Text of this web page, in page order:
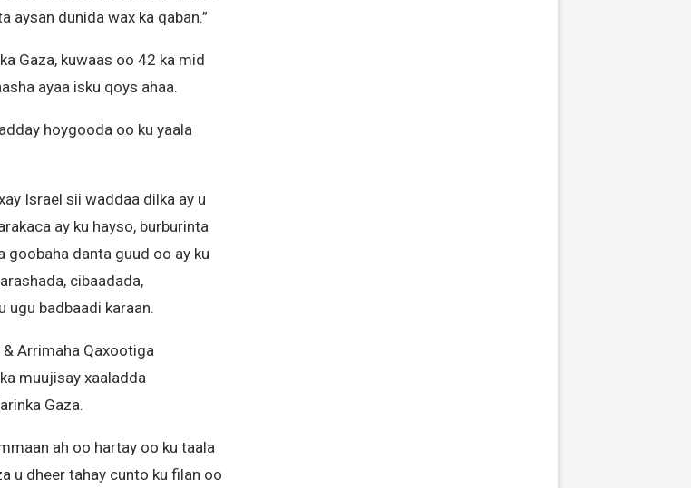
aysan dunida wax ka qaban.”
Gaza, kuwaas oo 42 ka mid
ayaa isku qoys ahaa.
hoygooda oo ku yaala
Israel sii waddaa dilka ay u
ay ku hayso, burburinta
goobaha danta guud oo ay ku
cibaadada,
ugu badbaadi karaan.
& Arrimaha Qaxootiga
muujisay xaaladda
Gaza.
ah oo hartay oo ku taala
u dheer tahay cunto ku filan oo